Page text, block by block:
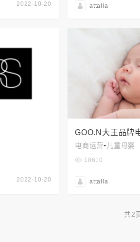
2022-10-20 attalla
2022-10-20
GOO.N大王品牌
电商运营- 儿童母婴
18610
attalla
共2